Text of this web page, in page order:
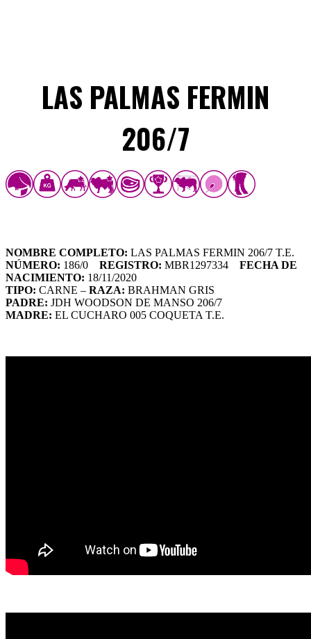
LAS PALMAS FERMIN
206/7
NOMBRE COMPLETO: LAS PALMAS FERMIN 206/7 T.E.
NÚMERO: 186/0 REGISTRO: MBR1297334 FECHA DE
NACIMIENTO: 18/11/2020
TIPO: CARNE – RAZA: BRAHMAN GRIS
PADRE: JDH WOODSON DE MANSO 206/7
MADRE: EL CUCHARO 005 COQUETA T.E.